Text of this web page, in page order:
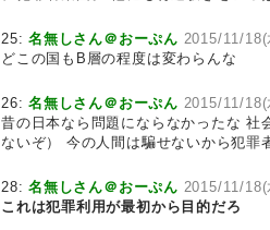
25:名無しさん＠おーぷん 2015/11/
どこの国もB層の程度は変わらんな
26:名無しさん＠おーぷん 2015/11/
昔の日本なら問題にならなかったな 社
ないぞ） 今の人間は騙せないから犯罪
28:名無しさん＠おーぷん 2015/11/
これは犯罪利用が最初から目的だろ